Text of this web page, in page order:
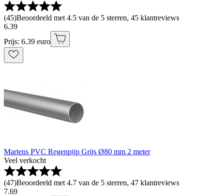
(45)Beoordeeld met 4.5 van de 5 sterren, 45 klantreviews
6.39
Prijs: 6.39 euro
Martens PVC Regenpijp Grijs Ø80 mm 2 meter
Veel verkocht
(47)Beoordeeld met 4.7 van de 5 sterren, 47 klantreviews
7.69